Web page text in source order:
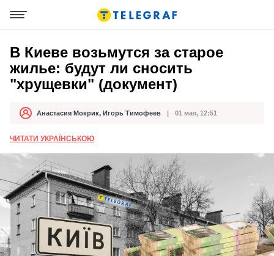
В Киеве возьмутся за старое
жилье: будут ли сносить
"хрущевки" (документ)
АвторАнастасия Мокрик, Игорь Тимофеев
Дата публикации 01 мая, 12:51
ЧИТАТИ УКРАЇНСЬКОЮ